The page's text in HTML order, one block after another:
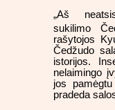
„Aš
sukilimo
rašytojos
Čedžudo
istorijos.
nelaimingo
jos
pradeda